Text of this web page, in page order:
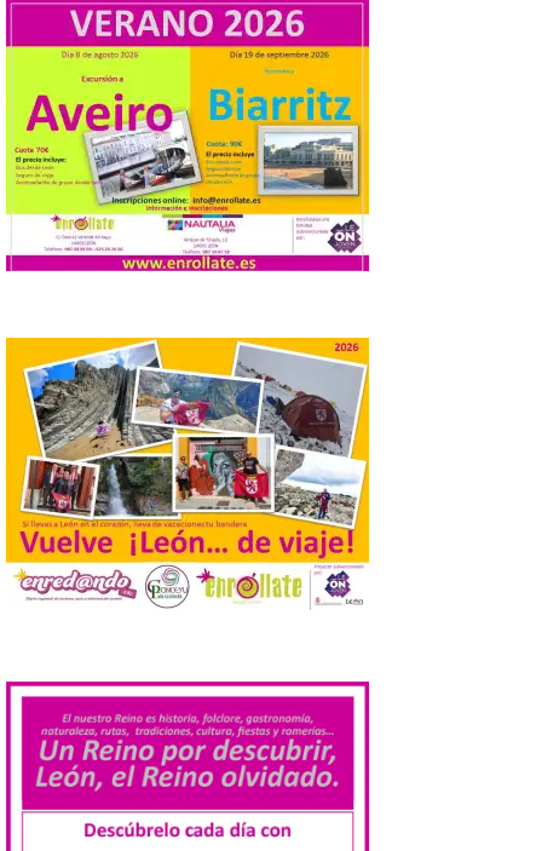
de…viaje. Una iniciativa
organizado por la sección
juvenil de la Asociación
Enróllate, la Asociación
Conceyu País Llionés y el Diario de
Turismo, Ocio e Información para
jóvenes “Enredando.info”. . La
decimoctava fotografía de León de…viaje
nos […]
UPL insta a la Junta a
actuar para salvar el
7 Ago 2026
Un Bien de Interés
Cultural abandonado
desde 1949. Los
procuradores leonesistas
plantean que la Junta
contacte cuanto antes con los
propietarios para exigirles medidas
inmediatas que frenen el deterioro y el
riesgo de colapso. Los procuradores de
Unión del Pueblo […]
distribuye folletos con la
programación del evento
del eclipse solar que
organiza con la ESA y el
Ayuntamiento
7 Ago 2026